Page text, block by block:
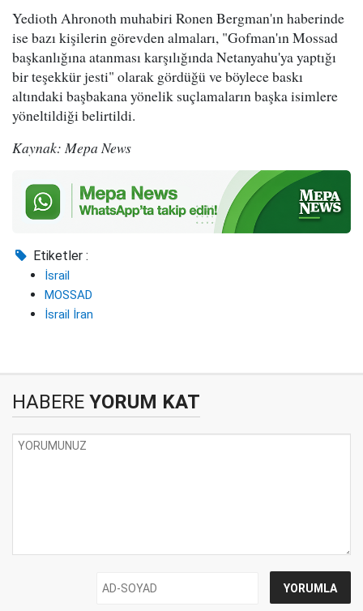
Yedioth Ahronoth muhabiri Ronen Bergman'ın haberinde
ise bazı kişilerin görevden almaları, "Gofman'ın Mossad
başkanlığına atanması karşılığında Netanyahu'ya yaptığı
bir teşekkür jesti" olarak gördüğü ve böylece baskı
altındaki başbakana yönelik suçlamaların başka isimlere
yöneltildiği belirtildi.
Kaynak: Mepa News
Etiketler :
İsrail
MOSSAD
İsrail İran
HABERE YORUM KAT